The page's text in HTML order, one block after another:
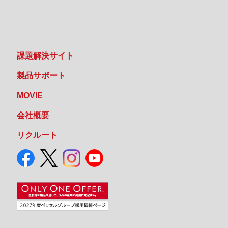
課題解決サイト
製品サポート
MOVIE
会社概要
リクルート